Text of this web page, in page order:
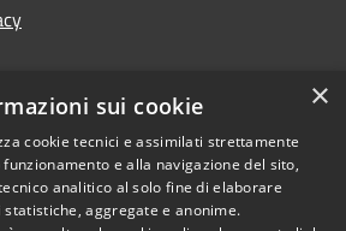
Copyright © 2026 • Comune di
×
sui cookie
cookie tecnici e assimilati strettamente
e alla navigazione del sito,
analitico al solo fine di elaborare
statistiche, aggregate e anonime.